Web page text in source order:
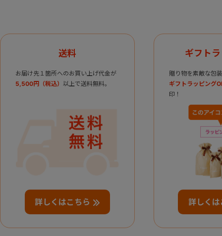
送料
お届け先１箇所へのお買い上げ代金が
5,500円（税込） 以上で送料無料。
詳しくはこちら
ギフト
贈り物を素敵な包
ギフトラッピング
印！
詳しくは